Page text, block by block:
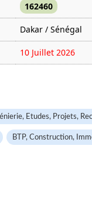
162460
Dakar / Sénégal
10 Juillet 2026
Etudes, Projets,
BTP, Construction,